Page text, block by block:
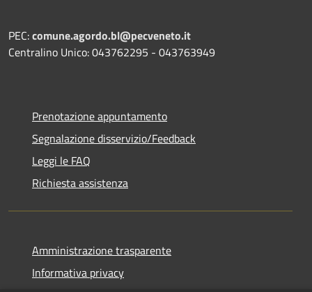
PEC:comune.agordo.bl@pecveneto.it
Centralino Unico: 043762295 - 043763949
Prenotazione appuntamento
Segnalazione disservizio/Feedback
Leggi le FAQ
Richiesta assistenza
Amministrazione trasparente
Informativa privacy